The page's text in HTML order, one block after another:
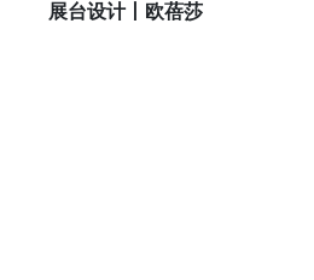
展台设计丨欧蓓莎